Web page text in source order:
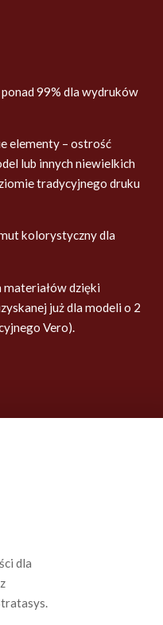
99% dla wydruków
elementy – ostrość
lub innych niewielkich
tradycyjnego druku
kolorystyczny dla
materiałów dzięki
już dla modeli o 2
Vero).
dla